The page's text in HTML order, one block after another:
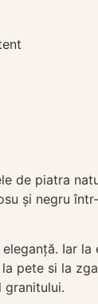
de piatra
și negru
Iar
pete si la
granitului.